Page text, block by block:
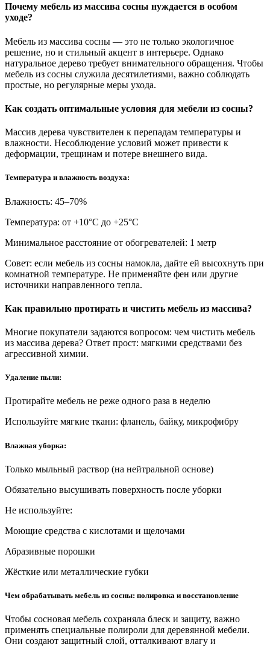
Почему мебель из массива сосны нуждается в особом
уходе?
Мебель из массива сосны — это не только экологичное
решение, но и стильный акцент в интерьере. Однако
натуральное дерево требует внимательного обращения. Чтобы
мебель из сосны служила десятилетиями, важно соблюдать
простые, но регулярные меры ухода.
Как создать оптимальные условия для мебели из сосны?
Массив дерева чувствителен к перепадам температуры и
влажности. Несоблюдение условий может привести к
деформации, трещинам и потере внешнего вида.
Температура и влажность воздуха:
Влажность: 45–70%
Температура: от +10°С до +25°С
Минимальное расстояние от обогревателей: 1 метр
Совет: если мебель из сосны намокла, дайте ей высохнуть при
комнатной температуре. Не применяйте фен или другие
источники направленного тепла.
Как правильно протирать и чистить мебель из массива?
Многие покупатели задаются вопросом: чем чистить мебель
из массива дерева? Ответ прост: мягкими средствами без
агрессивной химии.
Удаление пыли:
Протирайте мебель не реже одного раза в неделю
Используйте мягкие ткани: фланель, байку, микрофибру
Влажная уборка:
Только мыльный раствор (на нейтральной основе)
Обязательно высушивать поверхность после уборки
Не используйте:
Моющие средства с кислотами и щелочами
Абразивные порошки
Жёсткие или металлические губки
Чем обрабатывать мебель из сосны: полировка и восстановление
Чтобы сосновая мебель сохраняла блеск и защиту, важно
применять специальные полироли для деревянной мебели.
Они создают защитный слой, отталкивают влагу и